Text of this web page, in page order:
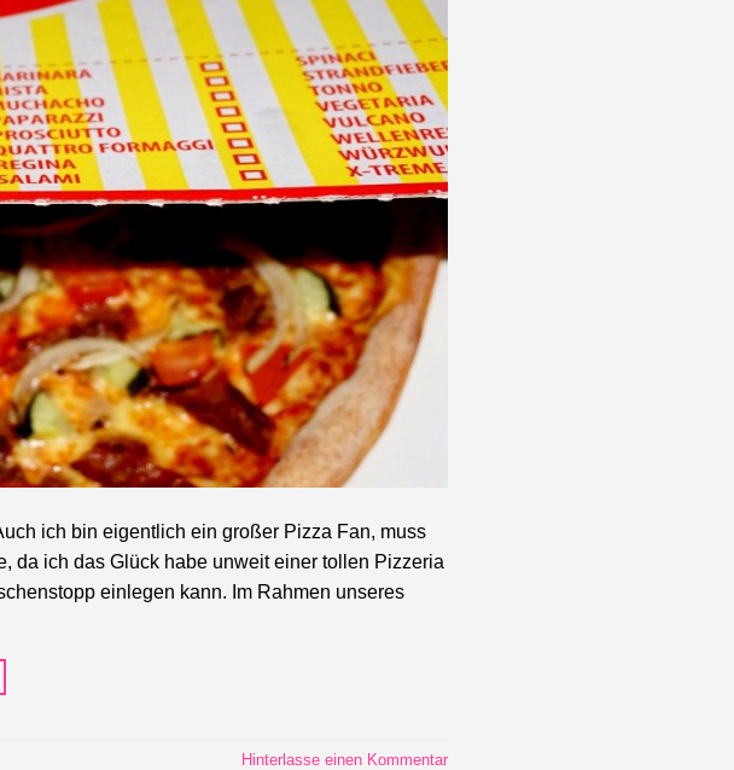
ich bin eigentlich ein großer Pizza Fan, muss
da ich das Glück habe unweit einer tollen Pizzeria
einlegen kann. Im Rahmen unseres
Hinterlasse einen Kommentar